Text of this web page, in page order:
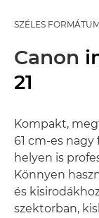
SZÉLES
Canon
21
Kompakt,
61 cm-es
helyen is
Könnyen
és
szektorban,